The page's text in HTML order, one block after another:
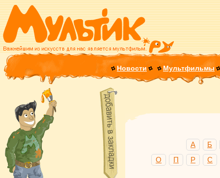
Новости Мультфильмы
А
Б
О
П Р С